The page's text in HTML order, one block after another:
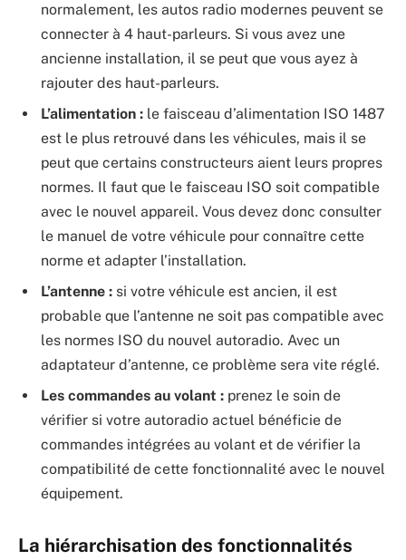
normalement, les autos radio modernes peuvent se
connecter à 4 haut-parleurs. Si vous avez une
ancienne installation, il se peut que vous ayez à
rajouter des haut-parleurs.
L’alimentation : le faisceau d’alimentation ISO 1487
est le plus retrouvé dans les véhicules, mais il se
peut que certains constructeurs aient leurs propres
normes. Il faut que le faisceau ISO soit compatible
avec le nouvel appareil. Vous devez donc consulter
le manuel de votre véhicule pour connaître cette
norme et adapter l’installation.
L’antenne : si votre véhicule est ancien, il est
probable que l’antenne ne soit pas compatible avec
les normes ISO du nouvel autoradio. Avec un
adaptateur d’antenne, ce problème sera vite réglé.
Les commandes au volant : prenez le soin de
vérifier si votre autoradio actuel bénéficie de
commandes intégrées au volant et de vérifier la
compatibilité de cette fonctionnalité avec le nouvel
équipement.
La hiérarchisation des fonctionnalités